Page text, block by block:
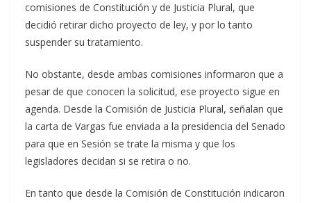
comisiones de Constitución y de Justicia Plural, que
decidió retirar dicho proyecto de ley, y por lo tanto
suspender su tratamiento.
No obstante, desde ambas comisiones informaron que a
pesar de que conocen la solicitud, ese proyecto sigue en
agenda. Desde la Comisión de Justicia Plural, señalan que
la carta de Vargas fue enviada a la presidencia del Senado
para que en Sesión se trate la misma y que los
legisladores decidan si se retira o no.
En tanto que desde la Comisión de Constitución indicaron